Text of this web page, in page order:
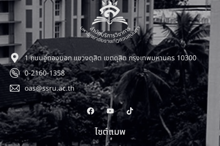
1 ถนนอู่ทองนอก แขวงดุสิต เขตดุสิต กรุงเทพมหานคร 10300
0-2160-1358
oas@ssru.ac.th
ไซต์แมพ